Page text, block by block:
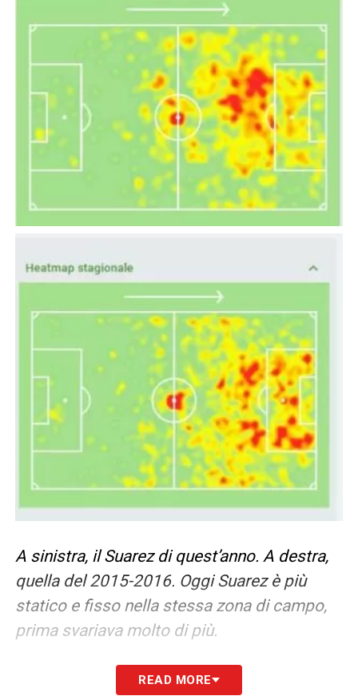
A sinistra, il Suarez di quest’anno. A destra,
quella del 2015-2016. Oggi Suarez è più
statico e fisso nella stessa zona di campo,
prima svariava molto di più.
minore intensitàè facilmente
misurabile da qualsiasi tipo di statistica.
READ MORE